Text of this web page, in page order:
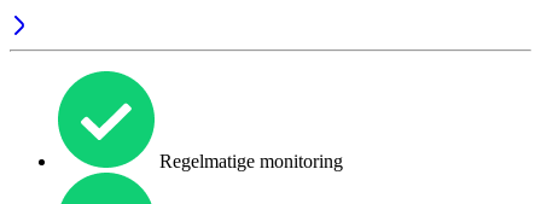
Regelmatige monitoring